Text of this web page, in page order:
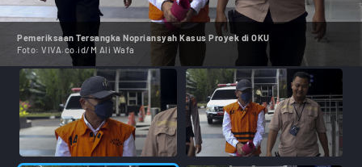
Pemeriksaan Tersangka Nopriansyah Kasus Proyek di OKU
Foto: VIVA.co.id/M Ali Wafa